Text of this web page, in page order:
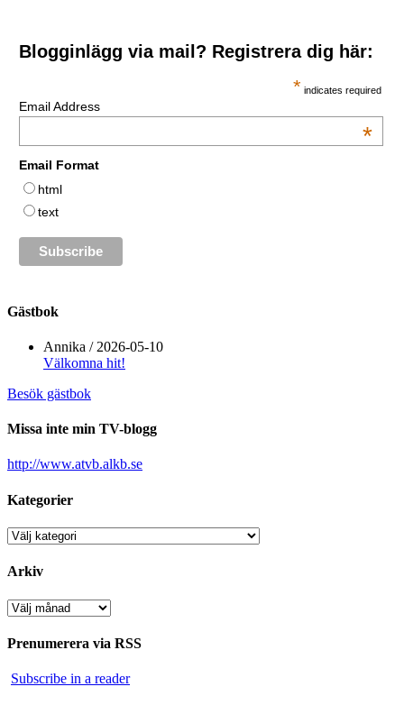
Blogginlägg via mail? Registrera dig här:
* indicates required
Email Address
*
Email Format
html
text
Gästbok
Annika / 2026-05-10
Välkomna hit!
Besök gästbok
Missa inte min TV-blogg
http://www.atvb.alkb.se
Kategorier
Kategorier
Arkiv
Arkiv
Prenumerera via RSS
Subscribe in a reader